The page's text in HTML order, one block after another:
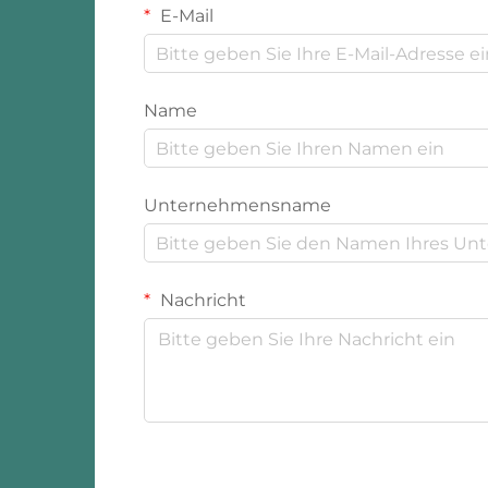
E-Mail
Name
Unternehmensname
Nachricht